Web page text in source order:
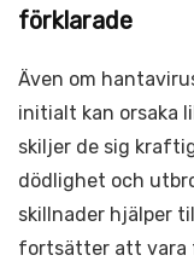
förklarade
Även om
initialt kan orsaka
skiljer de sig
dödlighet och
skillnader hjälper
fortsätter att vara